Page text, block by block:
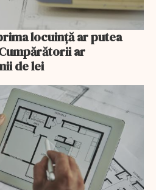
locuință ar putea
ar
de lei